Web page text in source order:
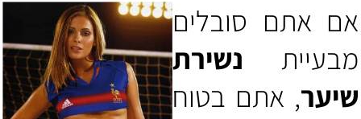
המושלם.
אם אתם סובלים
מבעיית נשירת
שיער, אתם בטוח